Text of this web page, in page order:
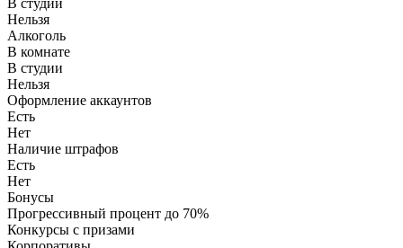
Нельзя
Алкоголь
В комнате
В студии
Нельзя
Оформление аккаунтов
Есть
Нет
Наличие штрафов
Есть
Нет
Бонусы
Прогрессивный процент до 70%
Конкурсы с призами